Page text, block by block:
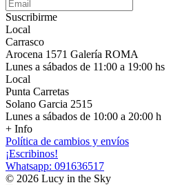
Suscribirme
Local
Carrasco
Arocena 1571 Galería ROMA
Lunes a sábados de 11:00 a 19:00 hs
Local
Punta Carretas
Solano Garcia 2515
Lunes a sábados de 10:00 a 20:00 h
+ Info
Política de cambios y envíos
¡Escribinos!
Whatsapp: 091636517
© 2026 Lucy in the Sky